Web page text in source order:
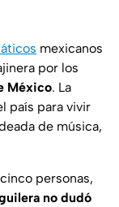
mexicanos
por los
México. La
país para vivir
de música,
personas,
no dudó